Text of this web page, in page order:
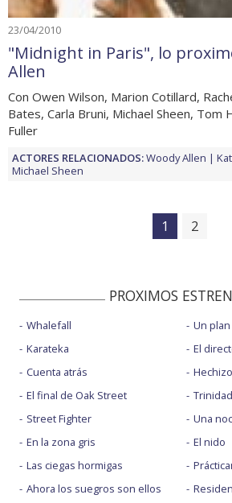
23/04/2010
"Midnight in Paris", lo
Allen
Con Owen Wilson, Marion Cotillard,
Bates, Carla Bruni, Michael Sheen, Tom
Fuller
ACTORES RELACIONADOS:Woody Allen
Michael Sheen
1 2
PROXIMOS
Whalefall
Karateka
Cuenta atrás
El final de Oak Street
Street Fighter
En la zona gris
Las ciegas hormigas
Ahora los suegros son ellos
Un
El
Trinidad
Una
El nido